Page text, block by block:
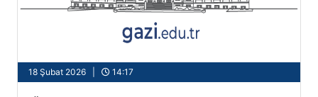
18 Şubat 2026 | 14:17